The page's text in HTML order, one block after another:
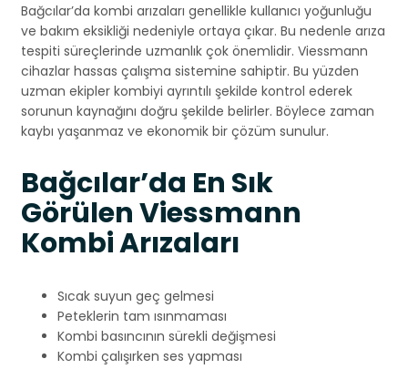
Bağcılar’da kombi arızaları genellikle kullanıcı yoğunluğu
ve bakım eksikliği nedeniyle ortaya çıkar. Bu nedenle arıza
tespiti süreçlerinde uzmanlık çok önemlidir. Viessmann
cihazlar hassas çalışma sistemine sahiptir. Bu yüzden
uzman ekipler kombiyi ayrıntılı şekilde kontrol ederek
sorunun kaynağını doğru şekilde belirler. Böylece zaman
kaybı yaşanmaz ve ekonomik bir çözüm sunulur.
Bağcılar’da En Sık
Görülen Viessmann
Kombi Arızaları
Sıcak suyun geç gelmesi
Peteklerin tam ısınmaması
Kombi basıncının sürekli değişmesi
Kombi çalışırken ses yapması